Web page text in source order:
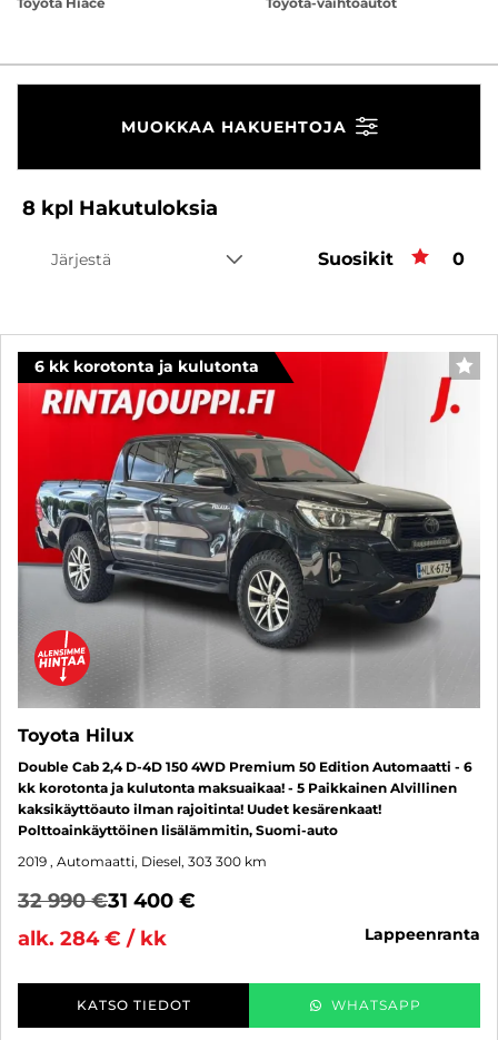
MUOKKAA HAKUEHTOJA
8 kpl Hakutuloksia
Järjestä Suosikit 0
6 kk korotonta ja kulutonta
Toyota Hilux
Double Cab 2,4 D-4D 150 4WD Premium 50 Edition Automaatti - 6
kk korotonta ja kulutonta maksuaikaa! - 5 Paikkainen Alvillinen
kaksikäyttöauto ilman rajoitinta! Uudet kesärenkaat!
Polttoainkäyttöinen lisälämmitin, Suomi-auto
2019 , Automaatti, Diesel, 303 300 km
32 990 €31 400 €
alk. 284 € / kk
lappeenranta
KATSO TIEDOT WHATSAPP